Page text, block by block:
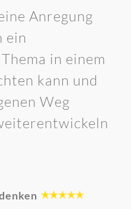
Anregung
ein
in einem
kann und
Weg